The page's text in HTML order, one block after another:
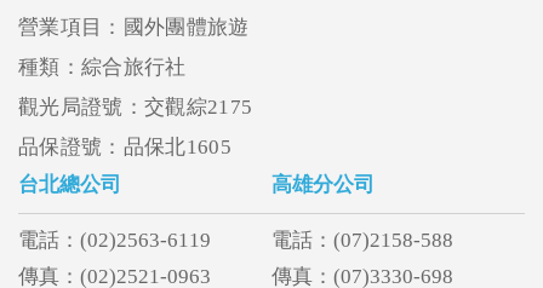
營業項目：國外團體旅遊
種類：綜合旅行社
觀光局證號：交觀綜2175
品保證號：品保北1605
台北總公司
電話：(02)2563-6119
傳真：(02)2521-0963
高雄分公司
電話：(07)2158-588
傳真：(07)3330-698